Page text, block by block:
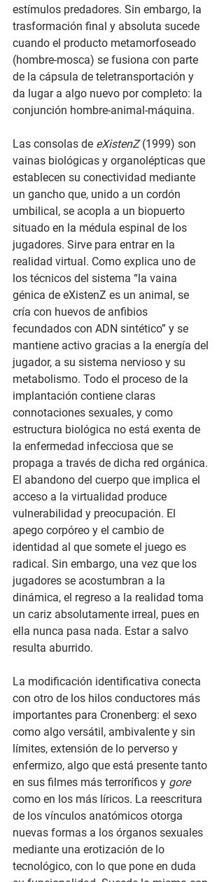
estímulos predadores. Sin embargo, la
trasformación final y absoluta sucede
cuando el producto metamorfoseado
(hombre-mosca) se fusiona con parte
de la cápsula de teletransportación y
da lugar a algo nuevo por completo: la
conjunción hombre-animal-máquina.
Las consolas de eXistenZ (1999) son
vainas biológicas y organolépticas que
establecen su conectividad mediante
un gancho que, unido a un cordón
umbilical, se acopla a un biopuerto
situado en la médula espinal de los
jugadores. Sirve para entrar en la
realidad virtual. Como explica uno de
los técnicos del sistema “la vaina
génica de eXistenZ es un animal, se
cría con huevos de anfibios
fecundados con ADN sintético” y se
mantiene activo gracias a la energía del
jugador, a su sistema nervioso y su
metabolismo. Todo el proceso de la
implantación contiene claras
connotaciones sexuales, y como
estructura biológica no está exenta de
la enfermedad infecciosa que se
propaga a través de dicha red orgánica.
El abandono del cuerpo que implica el
acceso a la virtualidad produce
vulnerabilidad y preocupación. El
apego corpóreo y el cambio de
identidad al que somete el juego es
radical. Sin embargo, una vez que los
jugadores se acostumbran a la
dinámica, el regreso a la realidad toma
un cariz absolutamente irreal, pues en
ella nunca pasa nada. Estar a salvo
resulta aburrido.
La modificación identificativa conecta
con otro de los hilos conductores más
importantes para Cronenberg: el sexo
como algo versátil, ambivalente y sin
límites, extensión de lo perverso y
enfermizo, algo que está presente tanto
en sus filmes más terroríficos y gore
como en los más líricos. La reescritura
de los vínculos anatómicos otorga
nuevas formas a los órganos sexuales
mediante una erotización de lo
tecnológico, con lo que pone en duda